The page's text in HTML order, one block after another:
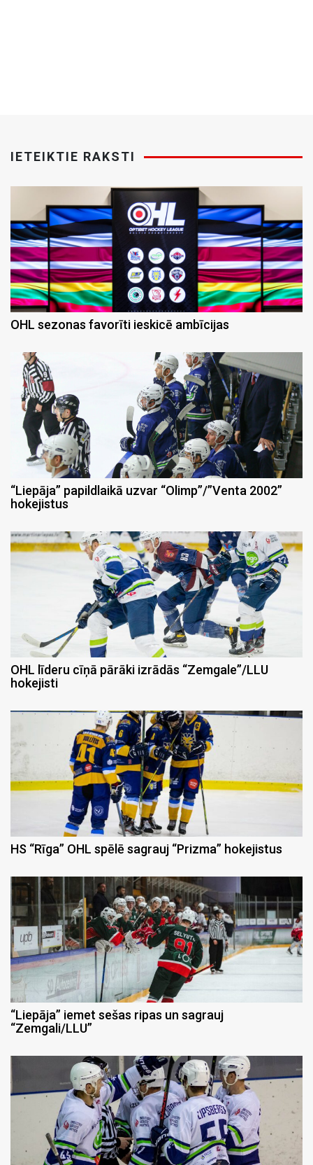
IETEIKTIE RAKSTI
OHL sezonas favorīti ieskicē ambīcijas
“Liepāja” papildlaikā uzvar “Olimp”/”Venta 2002”
hokejistus
OHL līderu cīņā pārāki izrādās “Zemgale”/LLU
hokejisti
HS “Rīga” OHL spēlē sagrauj “Prizma” hokejistus
“Liepāja” iemet sešas ripas un sagrauj
“Zemgali/LLU”